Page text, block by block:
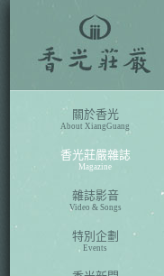
關於香光
About XiangGuang
香光莊嚴雜誌
Magazine
雜誌影音
Video & Songs
特別企劃
Events